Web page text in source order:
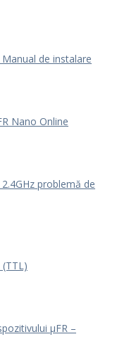
de instalare
Nano Online
problemă de
μFR –